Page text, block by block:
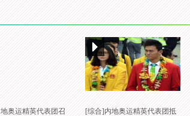
奥运精英代表团召
[综合]内地奥运精英代表团抵